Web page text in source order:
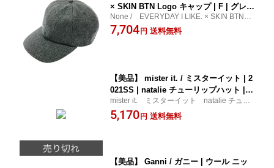
× SKIN BTN Logo キャップ | F | グレー
| レディース
None / EVERYDAY I LIKE. × SKIN BTN Lo
go キャップ レディース 小物 帽子 グ
レー 古着
7,704 円 送料無料
【美品】 mister it. / ミスターイット | 2
021SS | natalie チューリップハット | F
| ブラック | レディース
mister it. ミスターイット natalie チュー
リップハット レディース 小物 帽子
ブラック 古着
5,170 円 送料無料
【美品】 Ganni / ガニー | ウール ニッ